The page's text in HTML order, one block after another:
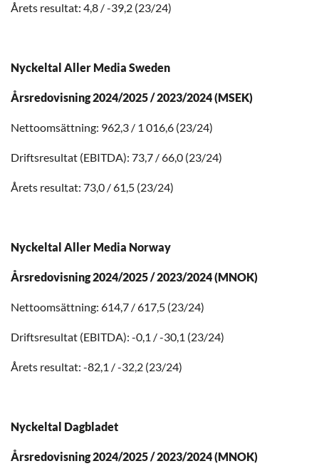
Årets resultat: 4,8 / -39,2 (23/24)
Nyckeltal Aller Media Sweden
Årsredovisning 2024/2025 / 2023/2024 (MSEK)
Nettoomsättning: 962,3 / 1 016,6 (23/24)
Driftsresultat (EBITDA): 73,7 / 66,0 (23/24)
Årets resultat: 73,0 / 61,5 (23/24)
Nyckeltal Aller Media Norway
Årsredovisning 2024/2025 / 2023/2024 (MNOK)
Nettoomsättning: 614,7 / 617,5 (23/24)
Driftsresultat (EBITDA): -0,1 / -30,1 (23/24)
Årets resultat: -82,1 / -32,2 (23/24)
Nyckeltal Dagbladet
Årsredovisning 2024/2025 / 2023/2024 (MNOK)